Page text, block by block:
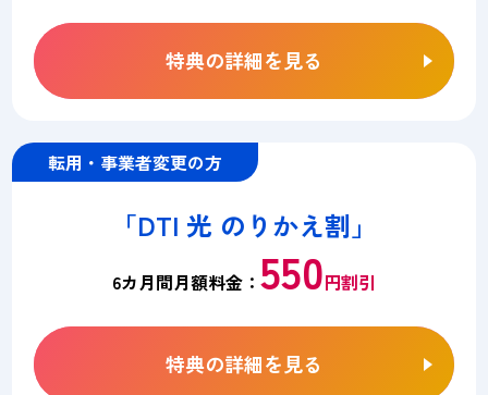
特典の詳細を見る
転用・事業者変更の方
「DTI 光 のりかえ割」
6カ月間月額料金： 550円割引
特典の詳細を見る